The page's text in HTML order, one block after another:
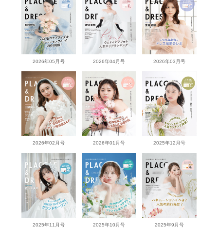
2026年05月号 2026年04月号 2026年03月号
2026年02月号 2026年01月号 2025年12月号
2025年11月号 2025年10月号 2025年9月号